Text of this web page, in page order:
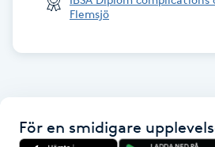
Nagelvård Flemsjö
För en smidigare